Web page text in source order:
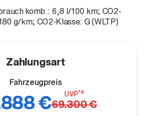
komb.: 6,8 l/100 km; CO2-
g/km; CO2-Klasse: G (WLTP)
Zahlungsart
Fahrzeugpreis
€ UVP*4
69.300 €